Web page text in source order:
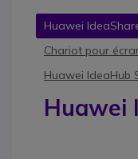
Huawei
Chariot pour
Huawei IdeaHub
Huawei